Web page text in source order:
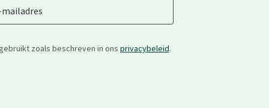
zoals beschreven in ons privacybeleid.